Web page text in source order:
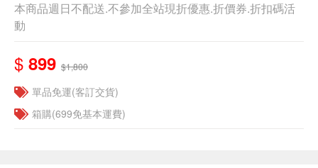
本商品週日不配送.不參加全站現折優惠.折價券.折扣碼活
動
$ 899 $1,800
單品免運(客訂交貨)
箱購(699免基本運費)